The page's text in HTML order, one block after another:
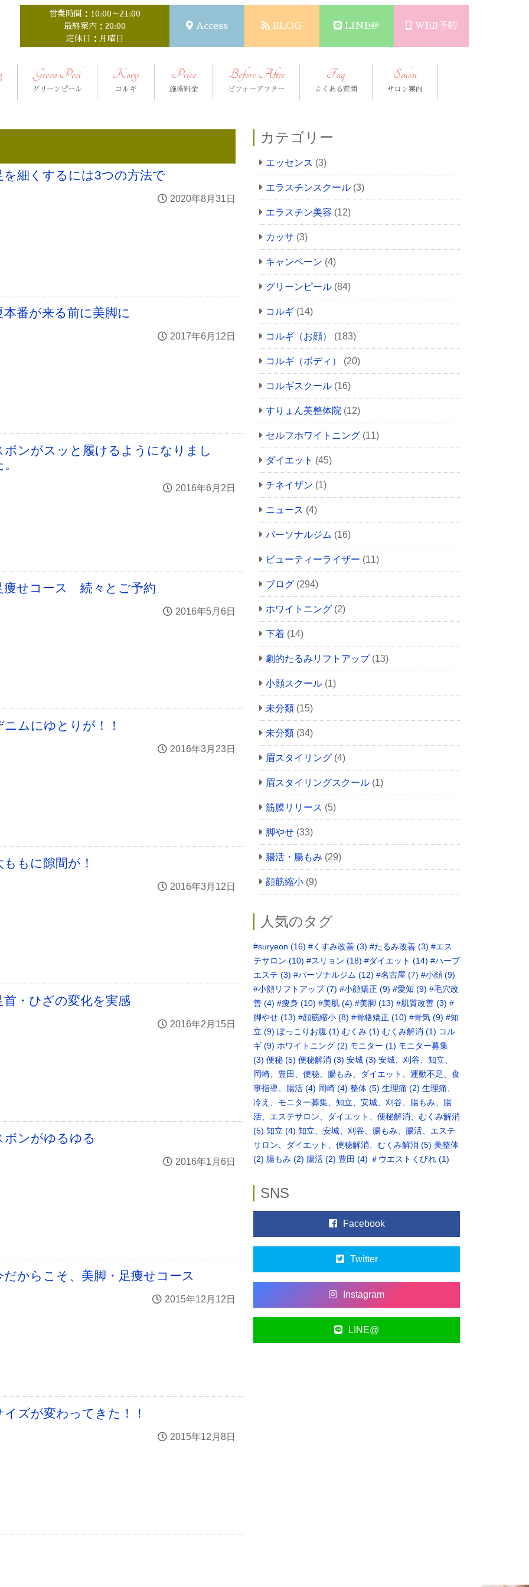
営業時間：10:00～21:00
最終案内：20:00
定休日：月曜日
Access BLOG LINE@ WEB予約
Green Peel
グリーンピール
Korgi
コルギ
Price
施術料金
Before After
ビフォーアフター
Faq
よくある質問
Salon
サロン案内
を細くするには3つの方法で
2020年8月31日
本番が来る前に美脚に
2017年6月12日
ボンがスッと履けるようになりまし
2016年6月2日
痩せコース 続々とご予約
2016年5月6日
ニムにゆとりが！！
2016年3月23日
ももに隙間が！
2016年3月12日
首・ひざの変化を実感
2016年2月15日
ボンがゆるゆる
2016年1月6日
だからこそ、美脚・足痩せコース
2015年12月12日
イズが変わってきた！！
2015年12月8日
カテゴリー
エッセンス (3)
エラスチンスクール (3)
エラスチン美容 (12)
カッサ (3)
キャンペーン (4)
グリーンピール (84)
コルギ (14)
コルギ（お顔） (183)
コルギ（ボディ） (20)
コルギスクール (16)
すりょん美整体院 (12)
セルフホワイトニング (11)
ダイエット (45)
チネイザン (1)
ニュース (4)
パーソナルジム (16)
ビューティーライザー (11)
ブログ (294)
ホワイトニング (2)
下着 (14)
劇的たるみリフトアップ(13)
小顔スクール (1)
未分類 (15)
未分類 (34)
眉スタイリング (4)
眉スタイリングスクール (1)
筋膜リリース (5)
脚やせ (33)
腸活・腸もみ (29)
顔筋縮小 (9)
人気のタグ
#suryeon (16) #くすみ改善 (3) #たるみ改善 (3) #エス
テサロン (10) #スリョン (18) #ダイエット (14) #ハーブ
エステ (3) #パーソナルジム (12) #名古屋 (7) #小顔 (9)
#小顔リフトアップ(7) #小顔矯正 (9) #愛知 (9) #毛穴改
善 (4) #痩身 (10) #美肌 (4) #美脚 (13) #肌質改善 (3) #
脚やせ (13) #顔筋縮小 (8) #骨格矯正‬ (10) #骨気 (9) ‪#知
立 (9) ぽっこりお腹 (1) むくみ (1) むくみ解消 (1) コル
ギ (9) ホワイトニング (2) モニター (1) モニター募集
(3) 便秘 (5) 便秘解消 (3) 安城 (3) 安城、刈谷、知立、
岡崎、豊田、便秘、腸もみ、ダイエット、運動不足、食
事指導、腸活 (4) 岡崎 (4) 整体 (5) 生理痛 (2) 生理痛、
冷え、モニター募集、知立、安城、刈谷、腸もみ、腸
活、エステサロン、ダイエット、便秘解消、むくみ解消
(5) 知立 (4) 知立、安城、刈谷、腸もみ、腸活、エステ
サロン、ダイエット、便秘解消、むくみ解消 (5) 美整体
(2) 腸もみ (2) 腸活 (2) 豊田 (4) ＃ウエストくびれ (1)
SNS
Facebook
Twitter
Instagram
LINE@